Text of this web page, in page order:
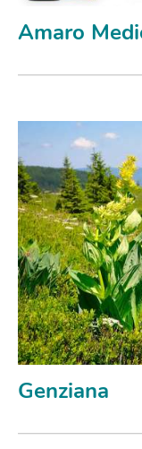
Amaro
Genziana